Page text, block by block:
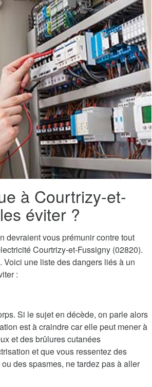
à Courtrizy-et-
éviter ?
devraient vous prémunir contre tout
Courtrizy-et-Fussigny (02820).
Voici une liste des dangers liés à un
:
Si le sujet en décède, on parle alors
est à craindre car elle peut mener à
et des brûlures cutanées
et que vous ressentez des
des spasmes, ne tardez pas à aller